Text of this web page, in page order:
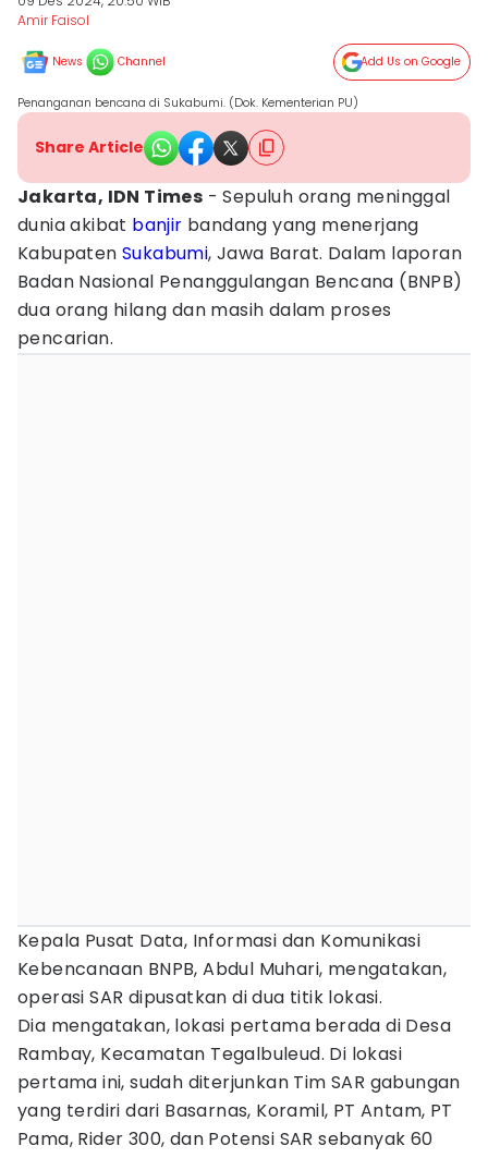
Amir Faisol
News Channel Add Us on Google
Penanganan bencana di Sukabumi. (Dok. Kementerian PU)
Share Article
Jakarta, IDN Times - Sepuluh orang meninggal
dunia akibat banjir bandang yang menerjang
KabupatenSukabumi, Jawa Barat. Dalam laporan
Badan Nasional Penanggulangan Bencana (BNPB)
dua orang hilang dan masih dalam proses
pencarian.
Kepala Pusat Data, Informasi dan Komunikasi
Kebencanaan BNPB, Abdul Muhari, mengatakan,
operasi SAR dipusatkan di dua titik lokasi.
Dia mengatakan, lokasi pertama berada di Desa
Rambay, Kecamatan Tegalbuleud. Di lokasi
pertama ini, sudah diterjunkan Tim SAR gabungan
yang terdiri dari Basarnas, Koramil, PT Antam, PT
Pama, Rider 300, dan Potensi SAR sebanyak 60